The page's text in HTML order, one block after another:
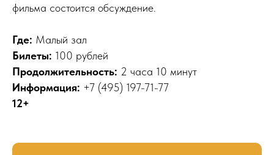
фильма состоится обсуждение.
Где: Малый зал
Билеты: 100 рублей
Продолжительность: 2 часа 10 минут
Информация: +7 (495) 197-71-77
12+